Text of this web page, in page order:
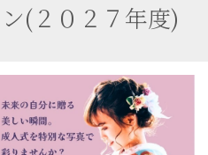
(２０２７年度)